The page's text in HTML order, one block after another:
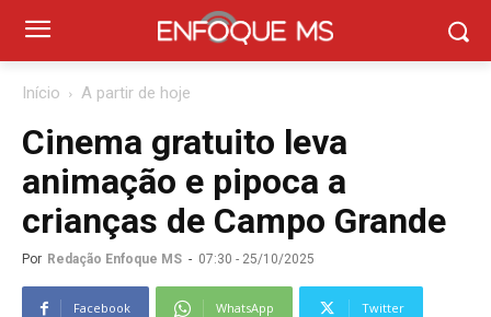
Início A partir de hoje
Cinema gratuito leva
animação e pipoca a
crianças de Campo Grande
Por Redação Enfoque MS - 07:30 - 25/10/2025
Facebook WhatsApp Twitter